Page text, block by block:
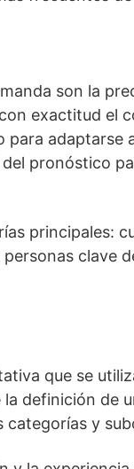
son la
exactitud el
adaptarse
pronóstico
principales:
clave
que se
definición de
categorías y